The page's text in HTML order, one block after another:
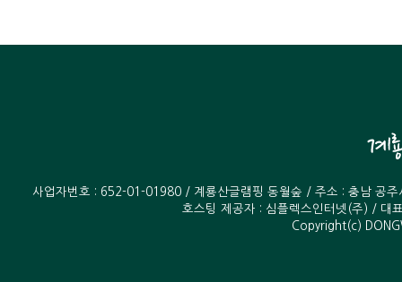
사업자번호 : 652-01-01980 / 계룡산글램핑 동월숲 / 주소 : 충남 공
호스팅 제공자 : 심플렉스인터넷(주) / 대
Copyright(c)